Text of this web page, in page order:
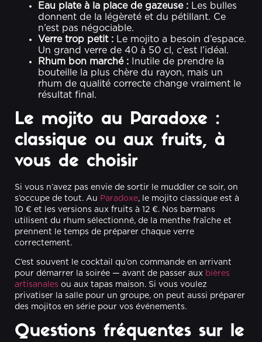
Eau plate à la place de gazeuse : Les bulles
donnent de la légèreté et du pétillant. Ce
n’est pas négociable.
Verre trop petit : Le mojito a besoin d’espace.
Un grand verre de 40 à 50 cl, c’est l’idéal.
Rhum bon marché : Inutile de prendre la
bouteille la plus chère du rayon, mais un
rhum de qualité correcte change vraiment le
résultat final.
Le mojito au Paradoxe :
classique ou aux fruits, à
vous de choisir
Si vous n’avez pas envie de sortir le muddler ce soir, on
s’occupe de tout. Au Paradoxe, le mojito classique est à
10 € et les versions aux fruits à 12 €. Nos barmans
utilisent du rhum sélectionné, de la menthe fraîche et
prennent le temps de préparer chaque verre
correctement.
C’est souvent le cocktail qu’on commande en arrivant
pour démarrer la soirée — avant de passer aux bières
artisanales ou aux tapas maison. Si vous voulez
privatiser la salle pour un groupe, on peut aussi préparer
des mojitos en série pour vos événements.
Questions fréquentes sur le